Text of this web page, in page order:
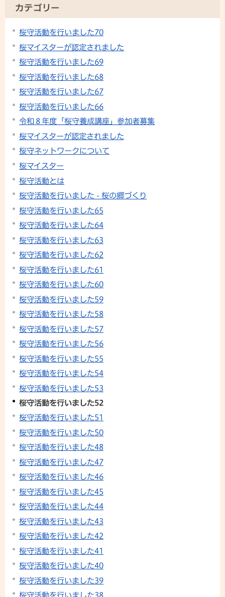
カテゴリー
桜守活動を行いました70
桜マイスターが認定されました
桜守活動を行いました69
桜守活動を行いました68
桜守活動を行いました67
桜守活動を行いました66
令和８年度「桜守養成講座」参加者募集
桜マイスターが認定されました
桜守ネットワークについて
桜マイスター
桜守活動とは
桜守活動を行いました - 桜の郷づくり
桜守活動を行いました65
桜守活動を行いました64
桜守活動を行いました63
桜守活動を行いました62
桜守活動を行いました61
桜守活動を行いました60
桜守活動を行いました59
桜守活動を行いました58
桜守活動を行いました57
桜守活動を行いました56
桜守活動を行いました55
桜守活動を行いました54
桜守活動を行いました53
桜守活動を行いました52
桜守活動を行いました51
桜守活動を行いました50
桜守活動を行いました48
桜守活動を行いました47
桜守活動を行いました46
桜守活動を行いました45
桜守活動を行いました44
桜守活動を行いました43
桜守活動を行いました42
桜守活動を行いました41
桜守活動を行いました40
桜守活動を行いました39
桜守活動を行いました38